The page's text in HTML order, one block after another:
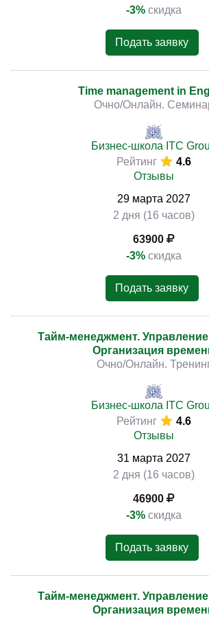
-3% скидка
Подать заявку
Time management in
Очно/Онлайн.
Бизнес-школа ITC
Рейтинг
4.6
Отзывы
29 марта 2027
2 дня (16 часов)
63900
-3% скидка
Подать заявку
Тайм-менеджмент.
Организация
Очно/Онлайн.
Бизнес-школа ITC
Рейтинг
4.6
Отзывы
31 марта 2027
2 дня (16 часов)
46900
-3% скидка
Подать заявку
Тайм-менеджмент.
Организация